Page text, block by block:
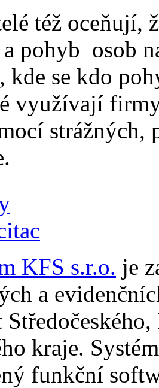
též oceňují,
pohyb osob
kde se kdo
využívají
strážných,
KFS s.r.o. je
a
kraje.
funkční